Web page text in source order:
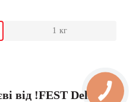
1 кг
від !FEST Delivery